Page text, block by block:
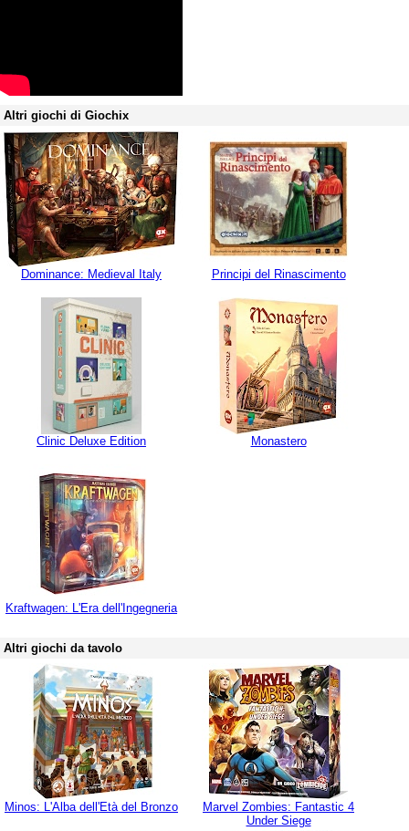
Altri giochi di Giochix
Dominance: Medieval Italy Principi del Rinascimento
Clinic Deluxe Edition Monastero
Kraftwagen: L'Era dell'Ingegneria
Altri giochi da tavolo
Minos: L'Alba dell'Età del Bronzo
Marvel Zombies: Fantastic 4
Under Siege